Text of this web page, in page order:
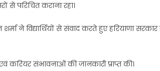
से परिचित कराना रहा।
विद्यार्थियों से संवाद करते हुए हरियाणा सरकार
करियर संभावनाओं की जानकारी प्राप्त की।